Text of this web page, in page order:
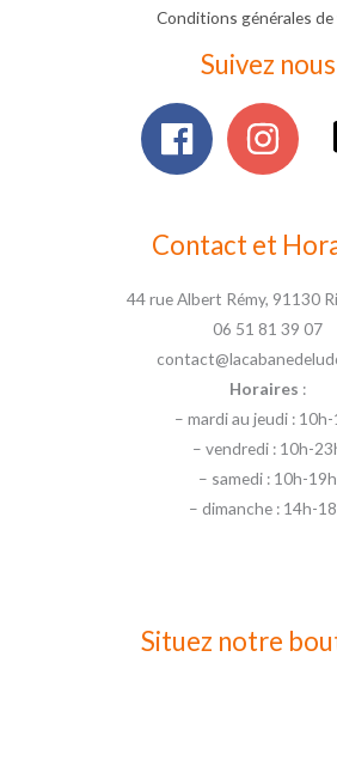
Conditions générales
Suivez nous
Contact et
44 rue Albert Rémy, 91130
06 51 81 39 07
Horaires :
– mardi au jeudi :
– vendredi : 10h-
– samedi : 10h-19h
– dimanche : 14h-
Situez notre